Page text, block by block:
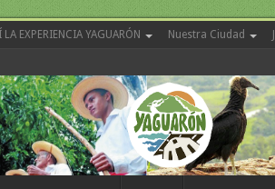
LA EXPERIENCIA YAGUARÓN Nuestra Ciudad